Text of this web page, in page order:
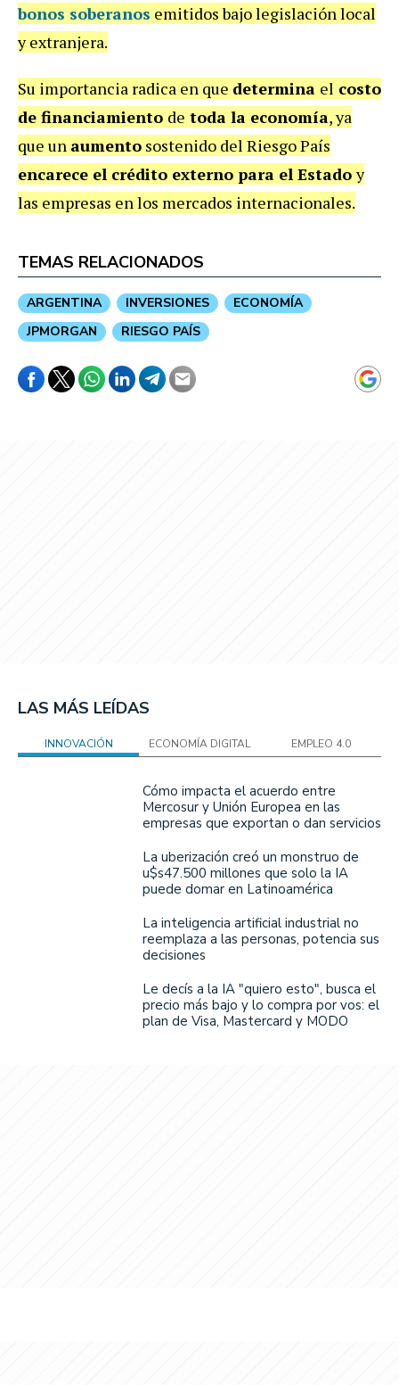
bonos soberanos emitidos bajo legislación local
y extranjera.
Su importancia radica en que determina el costo
de financiamiento de toda la economía, ya
que un aumento sostenido del Riesgo País
encarece el crédito externo para el Estadoy
las empresas en los mercados internacionales.
TEMAS RELACIONADOS
ARGENTINA INVERSIONES
ECONOMÍA
JPMORGAN
RIESGO PAÍS
LAS MÁS LEÍDAS
INNOVACIÓN ECONOMÍA DIGITAL EMPLEO 4.0
Cómo impacta el acuerdo entre
Mercosur y Unión Europea en las
empresas que exportan o dan servicios
La uberización creó un monstruo de
u$s47.500 millones que solo la IA
puede domar en Latinoamérica
La inteligencia artificial industrial no
reemplaza a las personas, potencia sus
decisiones
Le decís a la IA "quiero esto", busca el
precio más bajo y lo compra por vos: el
plan de Visa, Mastercard y MODO